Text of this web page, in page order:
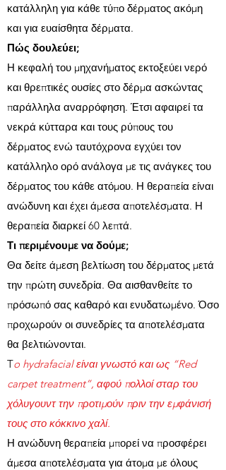
κατάλληλη για κάθε τύπο δέρματος ακόμη
και για ευαίσθητα δέρματα.
Πώς δουλεύει;
Η κεφαλή του μηχανήματος εκτοξεύει νερό
και θρεπτικές ουσίες στο δέρμα ασκώντας
παράλληλα αναρρόφηση. Έτσι αφαιρεί τα
νεκρά κύτταρα και τους ρύπους του
δέρματος ενώ ταυτόχρονα εγχύει τον
κατάλληλο ορό ανάλογα με τις ανάγκες του
δέρματος του κάθε ατόμου. Η θεραπεία είναι
ανώδυνη και έχει άμεσα αποτελέσματα. Η
θεραπεία διαρκεί 60 λεπτά.
Τι περιμένουμε να δούμε;
Θα δείτε άμεση βελτίωση του δέρματος μετά
την πρώτη συνεδρία. Θα αισθανθείτε το
πρόσωπό σας καθαρό και ενυδατωμένο. Όσο
προχωρούν οι συνεδρίες τα αποτελέσματα
θα βελτιώνονται.
To hydrafacial είναι γνωστό και ως “Red
carpet treatment”, αφού πολλοί σταρ του
χόλυγουντ την προτιμούν πριν την εμφάνισή
τους στο κόκκινο χαλί.
Η ανώδυνη θεραπεία μπορεί να προσφέρει
άμεσα αποτελέσματα για άτομα με όλους